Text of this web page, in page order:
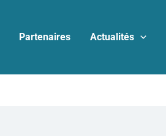
Partenaires Actualités